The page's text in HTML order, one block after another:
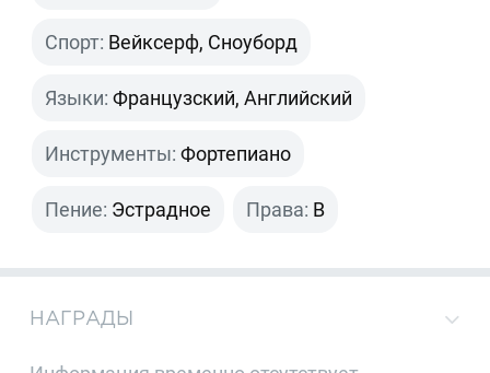
Спорт: Вейксерф, Сноуборд
Языки: Французский, Английский
Инструменты: Фортепиано
Пение: Эстрадное Права: B
НАГРАДЫ